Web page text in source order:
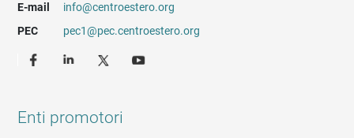
E-mail
info@centroestero.org
PEC
pec1@pec.centroestero.org
Enti promotori